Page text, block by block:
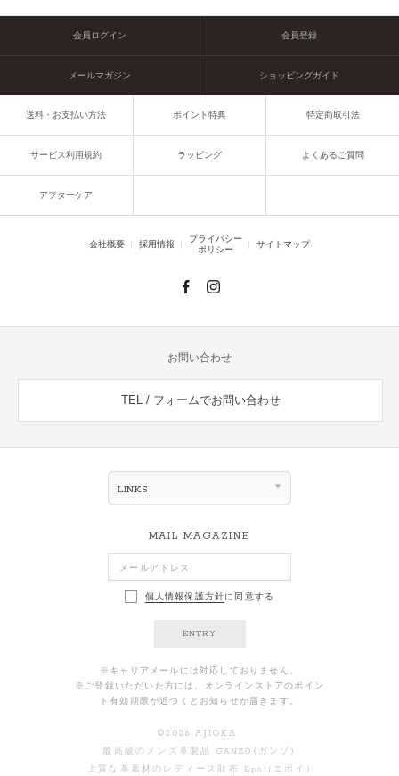
会員ログイン 会員登録
メールマガジン ショッピングガイド
送料・お支払い方法 ポイント特典 特定商取引法
サービス利用規約 ラッピング よくあるご質問
アフターケア
会社概要 採用情報
プライバシー
ポリシー
サイトマップ
お問い合わせ
TEL / フォームでお問い合わせ
LINKS
MAIL MAGAZINE
個人情報保護方針に同意する
ENTRY
※キャリアメールには対応しておりません。
※ご登録いただいた方には、オンラインストアのポイン
ト有効期限が近づくとお知らせが届きます。
©2026 AJIOKA.
最高級のメンズ革製品 GANZO(ガンゾ)
上質な革素材のレディース財布 Epoi(エポイ)